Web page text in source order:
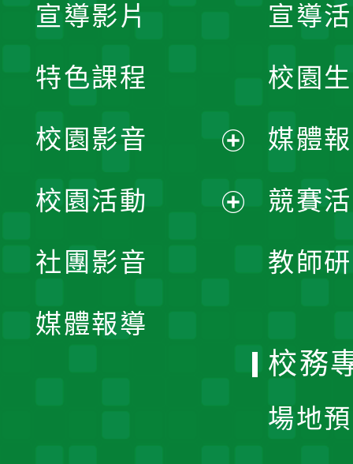
宣導
校園
媒體
競賽
教師
宣導影片
特色課程
校園影音
開
校園活動
社團影音
媒體報導
校務
場地